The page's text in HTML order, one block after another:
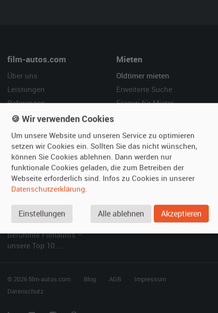
film-autos.com
Über uns
Leistungen
Referenzen
Kundenmeinungen
Mieten
Oldtimer mieten
Erweiterte Suche
Fragen für Mieter
Vermieten
Oldtimer anmelden
Fotos senden
Fragen für Vermieter
Hilfe
Häufige Fragen (FAQ)
So funktioniert's
SPECIAL
Berühmte Filmautos –
unsere Top 10 ...
© 2026 film-autos.com Blog AGB
Impressum
Datenschutz
🍪 Wir verwenden Cookies
Um unsere Website und unseren Service zu optimieren
setzen wir Cookies ein. Sollten Sie das nicht wünschen,
können Sie Cookies ablehnen. Dann werden nur
funktionale Cookies geladen, die zum Betreiben der
Webseite erforderlich sind. Infos zu Cookies in unserer
Datenschutzerklärung.
Einstellungen Alle ablehnen Akzeptieren